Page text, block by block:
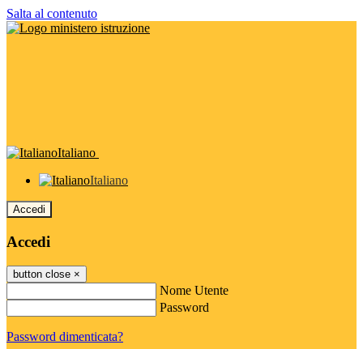
Salta al contenuto
Italiano
Italiano
Accedi
Accedi
button close ×
Nome Utente
Password
Password dimenticata?